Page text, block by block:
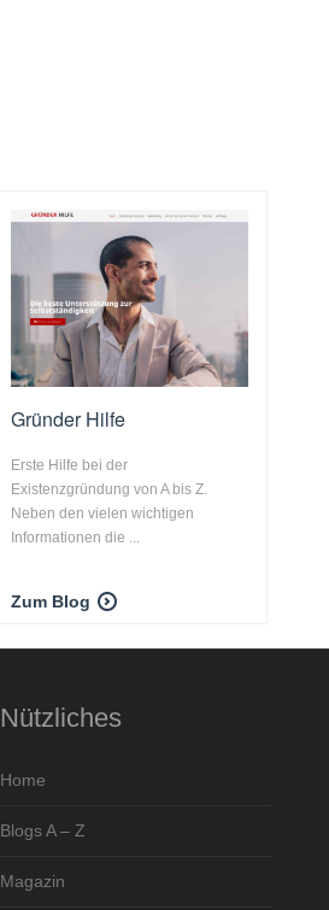
Gründer Hilfe
Erste Hilfe bei der
Existenzgründung von A bis Z.
Neben den vielen wichtigen
Informationen die ...
Zum Blog
Nützliches
Home
Blogs A – Z
Magazin